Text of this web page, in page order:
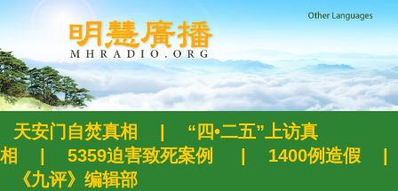
天安门自焚真相
“四•二五”上访真
相
5359迫害致死案例 1400例造假
《九评》编辑部